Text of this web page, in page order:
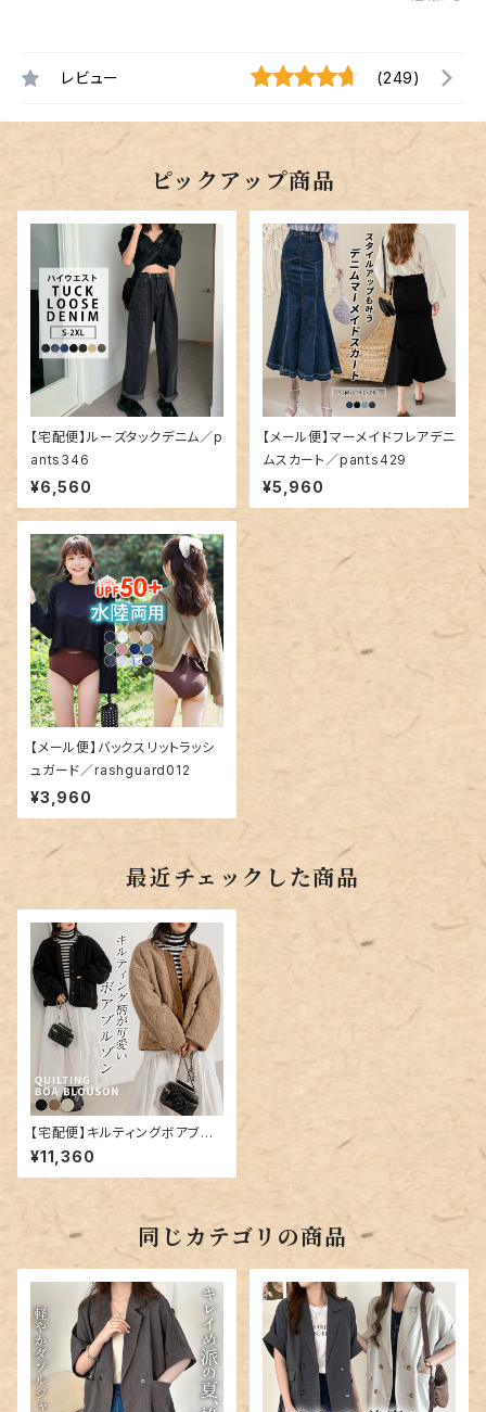
レビュー (249)
ピックアップ商品
【宅配便】ルーズタックデニム／p
ants346
¥6,560
【メール便】マーメイドフレアデニ
ムスカート／pants429
¥5,960
【メール便】バックスリットラッシ
ュガード／rashguard012
¥3,960
最近チェックした商品
【宅配便】キルティングボアブル
ゾン／tops2037
¥11,360
同じカテゴリの商品